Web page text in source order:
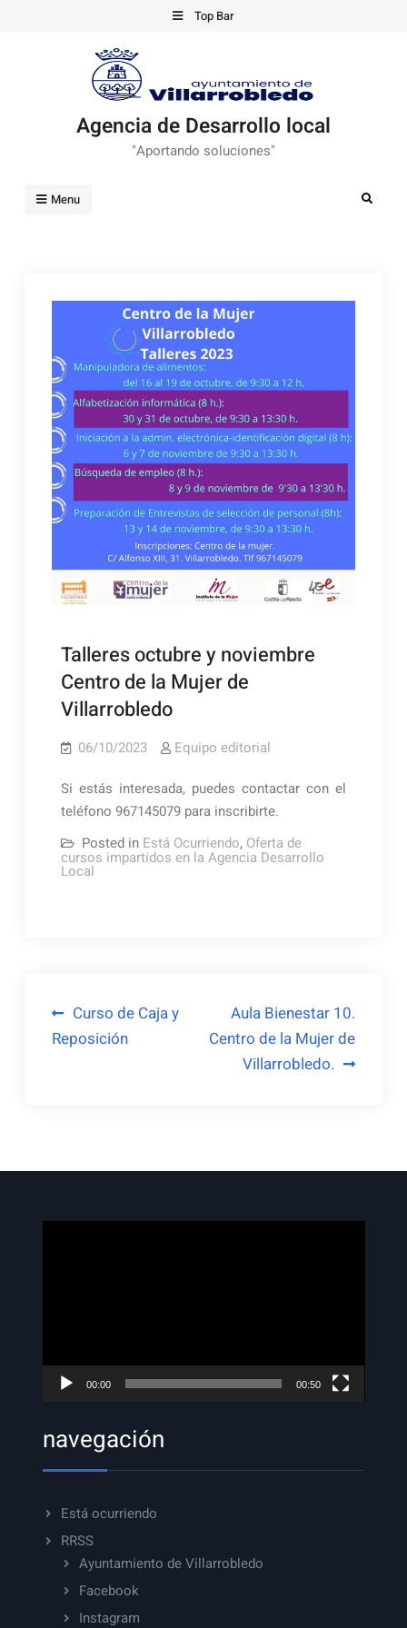
Top Bar
Agencia de Desarrollo local
"Aportando soluciones"
Menu Search
Talleres octubre y noviembre
Centro de la Mujer de
Villarrobledo
06/10/2023 Equipo editorial
Si estás interesada, puedes contactar con el
teléfono 967145079 para inscribirte.
Posted in Está Ocurriendo, Oferta de
cursos impartidos en la Agencia Desarrollo
Local
Navegación
de
Curso de Caja y
Reposición
Aula Bienestar 10.
Centro de la Mujer de
Villarrobledo.
00:00 00:50
navegación
Está ocurriendo
RRSS
Ayuntamiento de Villarrobledo
Facebook
Instagram